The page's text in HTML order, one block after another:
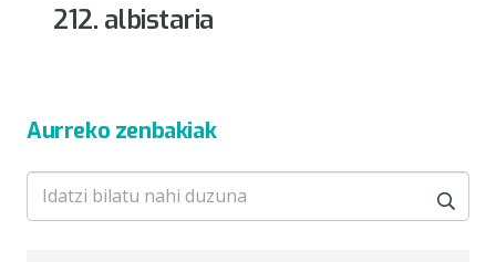
212. albistaria
Aurreko zenbakiak